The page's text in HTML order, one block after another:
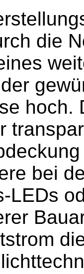
die
hoch.
bei
LEDs